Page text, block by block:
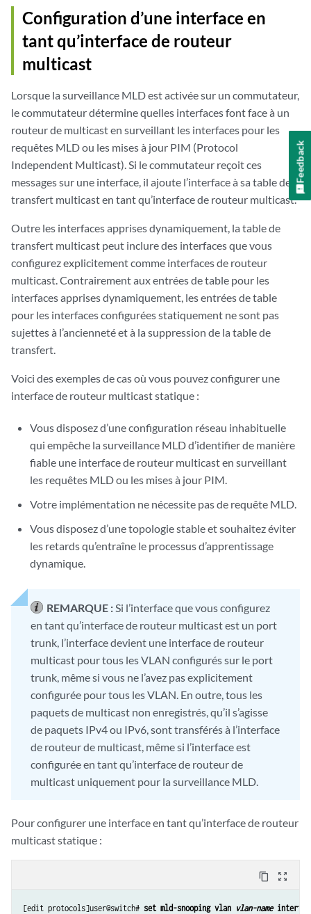
Configuration d’une interface en
tant qu’interface de routeur
multicast
Lorsque la surveillance MLD est activée sur un commutateur,
le commutateur détermine quelles interfaces font face à un
routeur de multicast en surveillant les interfaces pour les
requêtes MLD ou les mises à jour PIM (Protocol
Independent Multicast). Si le commutateur reçoit ces
messages sur une interface, il ajoute l’interface à sa table de
transfert multicast en tant qu’interface de routeur multicast.
Outre les interfaces apprises dynamiquement, la table de
transfert multicast peut inclure des interfaces que vous
configurez explicitement comme interfaces de routeur
multicast. Contrairement aux entrées de table pour les
interfaces apprises dynamiquement, les entrées de table
pour les interfaces configurées statiquement ne sont pas
sujettes à l’ancienneté et à la suppression de la table de
transfert.
Voici des exemples de cas où vous pouvez configurer une
interface de routeur multicast statique :
Vous disposez d’une configuration réseau inhabituelle
qui empêche la surveillance MLD d’identifier de manière
fiable une interface de routeur multicast en surveillant
les requêtes MLD ou les mises à jour PIM.
Votre implémentation ne nécessite pas de requête MLD.
Vous disposez d’une topologie stable et souhaitez éviter
les retards qu’entraîne le processus d’apprentissage
dynamique.
REMARQUE :Si l’interface que vous configurez
en tant qu’interface de routeur multicast est un port
trunk, l’interface devient une interface de routeur
multicast pour tous les VLAN configurés sur le port
trunk, même si vous ne l’avez pas explicitement
configurée pour tous les VLAN. En outre, tous les
paquets de multicast non enregistrés, qu’il s’agisse
de paquets IPv4 ou IPv6, sont transférés à l’interface
de routeur de multicast, même si l’interface est
configurée en tant qu’interface de routeur de
multicast uniquement pour la surveillance MLD.
Pour configurer une interface en tant qu’interface de routeur
multicast statique :
content_copy zoom_out_map
[edit protocols]user@switch# set mld-snooping vlan vlan-name
Feedback